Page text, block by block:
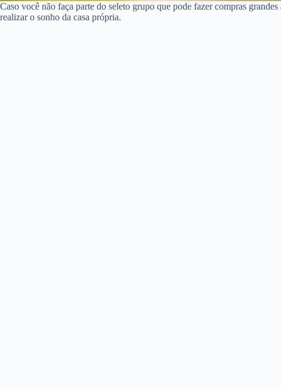
Caso você não faça parte do seleto grupo que pode fazer compras
realizar o sonho da casa própria.